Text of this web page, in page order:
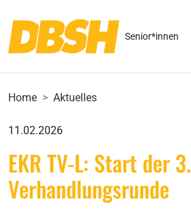
Senior*innen
Home Aktuelles
11.02.2026
EKR TV-L: Start der 3.
Verhandlungsrunde